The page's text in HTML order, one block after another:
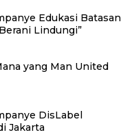
Edukasi Batasan
Lindungi”
yang Man United
DisLabel
Jakarta